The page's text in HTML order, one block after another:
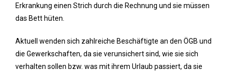
Erkrankung einen Strich durch die Rechnung und sie müssen
das Bett hüten.
Aktuell wenden sich zahlreiche Beschäftigte an den ÖGB und
die Gewerkschaften, da sie verunsichert sind, wie sie sich
verhalten sollen bzw. was mit ihrem Urlaub passiert, da sie